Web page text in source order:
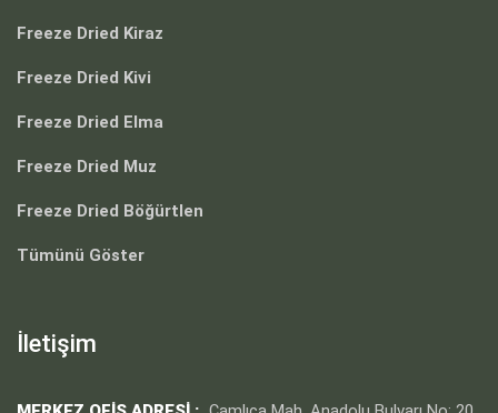
Freeze Dried Kiraz
Freeze Dried Kivi
Freeze Dried Elma
Freeze Dried Muz
Freeze Dried Böğürtlen
Tümünü Göster
İletişim